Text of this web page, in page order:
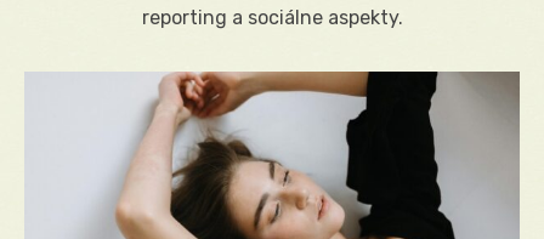
reporting a sociálne aspekty.